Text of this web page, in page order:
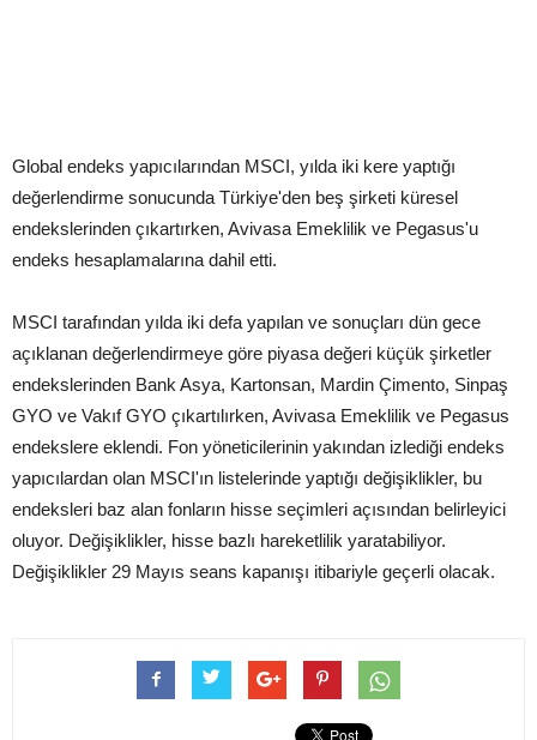
Global endeks yapıcılarından MSCI, yılda iki kere yaptığı
değerlendirme sonucunda Türkiye'den beş şirketi küresel
endekslerinden çıkartırken, Avivasa Emeklilik ve Pegasus'u
endeks hesaplamalarına dahil etti.
MSCI tarafından yılda iki defa yapılan ve sonuçları dün gece
açıklanan değerlendirmeye göre piyasa değeri küçük şirketler
endekslerinden Bank Asya, Kartonsan, Mardin Çimento, Sinpaş
GYO ve Vakıf GYO çıkartılırken, Avivasa Emeklilik ve Pegasus
endekslere eklendi. Fon yöneticilerinin yakından izlediği endeks
yapıcılardan olan MSCI'ın listelerinde yaptığı değişiklikler, bu
endeksleri baz alan fonların hisse seçimleri açısından belirleyici
oluyor. Değişiklikler, hisse bazlı hareketlilik yaratabiliyor.
Değişiklikler 29 Mayıs seans kapanışı itibariyle geçerli olacak.